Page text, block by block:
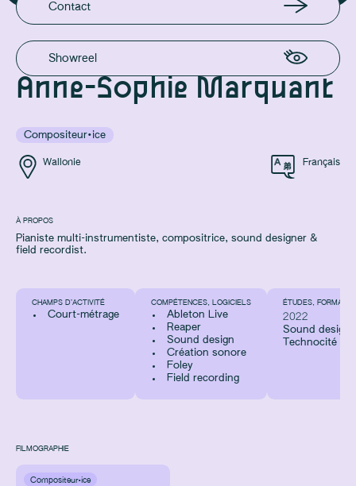
Wallonie Français
Anne-Sophie Marquant
Compositeur·ice
À PROPOS
Pianiste multi-instrumentiste, compositrice, sound designer &
field recordist.
Contact
Showreel
CHAMPS D’ACTIVITÉ
Court-métrage
COMPÉTENCES, LOGICIELS
Ableton Live
Reaper
Sound design
Création sonore
Foley
Field recording
ÉTUDES,
2022
Sound
Technocité
FILMOGRAPHIE
Compositeur·ice